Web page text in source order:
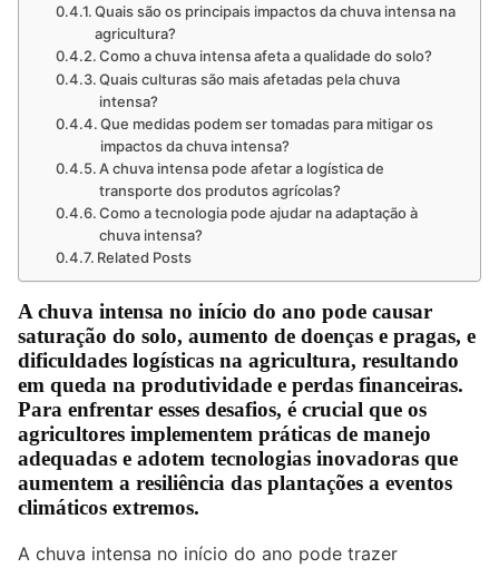
Quais são os principais impactos da chuva intensa na
agricultura?
Como a chuva intensa afeta a qualidade do solo?
Quais culturas são mais afetadas pela chuva
intensa?
Que medidas podem ser tomadas para mitigar os
impactos da chuva intensa?
A chuva intensa pode afetar a logística de
transporte dos produtos agrícolas?
Como a tecnologia pode ajudar na adaptação à
chuva intensa?
Related Posts
A chuva intensa no início do ano pode causar
saturação do solo, aumento de doenças e pragas, e
dificuldades logísticas na agricultura, resultando
em queda na produtividade e perdas financeiras.
Para enfrentar esses desafios, é crucial que os
agricultores implementem práticas de manejo
adequadas e adotem tecnologias inovadoras que
aumentem a resiliência das plantações a eventos
climáticos extremos.
A chuva intensa no início do ano pode trazer